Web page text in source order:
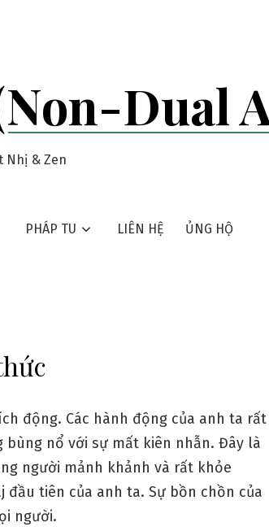
Dual
Nhị & Zen
PHÁP TU LIÊN HỆ ỦNG HỘ
động. Các hành động của anh ta rất
bùng nổ với sự mất kiên nhẫn. Đây là
người mảnh khảnh và rất khỏe
đầu tiên của anh ta. Sự bồn chồn của
người.